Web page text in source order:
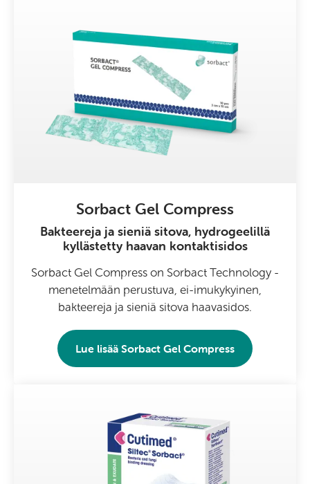
Sorbact Gel Compress
Bakteereja ja sieniä sitova, hydrogeelillä
kyllästetty haavan kontaktisidos
Sorbact Gel Compress on Sorbact Technology -
menetelmään perustuva, ei-imukykyinen,
bakteereja ja sieniä sitova haavasidos.
Lue lisää Sorbact Gel Compress